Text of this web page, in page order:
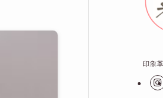
印象